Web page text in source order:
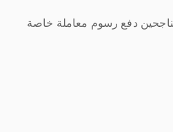
دفع رسوم معاملة خاصة